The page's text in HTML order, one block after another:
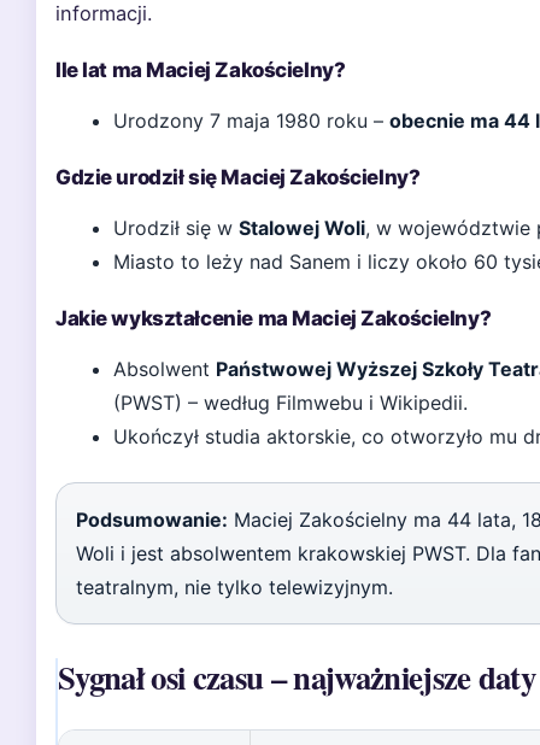
informacji.
Ile lat ma Maciej Zakościelny?
Urodzony 7 maja 1980 roku – obecnie ma 44
Gdzie urodził się Maciej Zakościelny?
Urodził się w Stalowej Woli, w województwie
Miasto to leży nad Sanem i liczy około 60
Jakie wykształcenie ma Maciej Zakościelny?
Absolwent Państwowej Wyższej Szkoły
(PWST) – według Filmwebu i Wikipedii.
Ukończył studia aktorskie, co otworzyło mu
Podsumowanie: Maciej Zakościelny ma 44 lata,
Woli i jest absolwentem krakowskiej PWST. Dla
teatralnym, nie tylko telewizyjnym.
Sygnał osi czasu – najważniejsze daty